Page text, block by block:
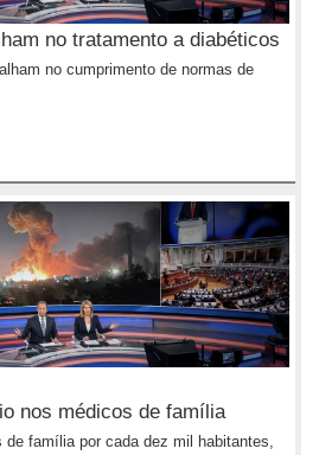
no tratamento a diabéticos
no cumprimento de normas de
nos médicos de família
de família por cada dez mil habitantes,